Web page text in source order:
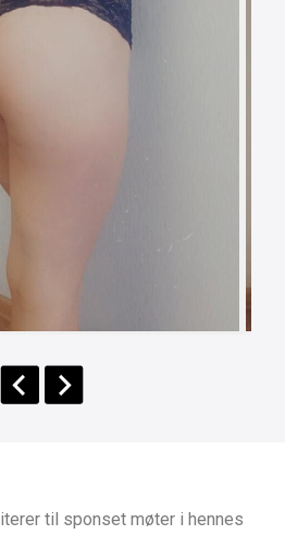
til sponset møter i hennes